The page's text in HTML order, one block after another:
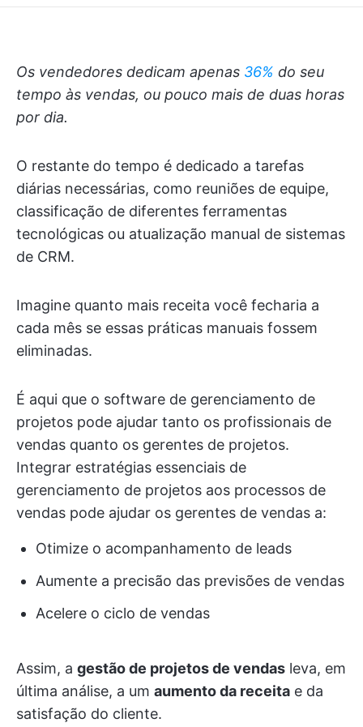
Os vendedores dedicam apenas 36% do seu
tempo às vendas, ou pouco mais de duas horas
por dia.
O restante do tempo é dedicado a tarefas
diárias necessárias, como reuniões de equipe,
classificação de diferentes ferramentas
tecnológicas ou atualização manual de sistemas
de CRM.
Imagine quanto mais receita você fecharia a
cada mês se essas práticas manuais fossem
eliminadas.
É aqui que o software de gerenciamento de
projetos pode ajudar tanto os profissionais de
vendas quanto os gerentes de projetos.
Integrar estratégias essenciais de
gerenciamento de projetos aos processos de
vendas pode ajudar os gerentes de vendas a:
Otimize o acompanhamento de leads
Aumente a precisão das previsões de vendas
Acelere o ciclo de vendas
Assim, a gestão de projetos de vendas leva, em
última análise, a um aumento da receita e da
satisfação do cliente.